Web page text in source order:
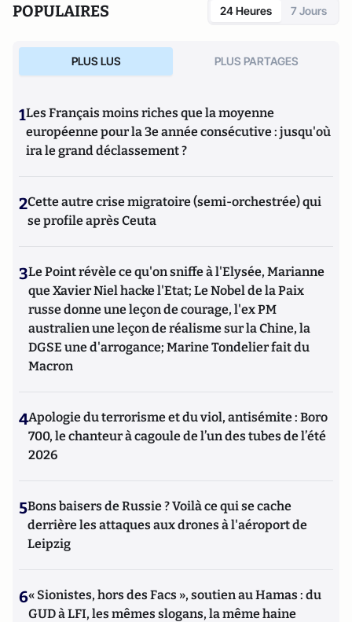
POPULAIRES 24 Heures 7 Jours
PLUS LUS PLUS PARTAGES
1Les Français moins riches que la moyenne
européenne pour la 3e année consécutive : jusqu'où
ira le grand déclassement ?
2Cette autre crise migratoire (semi-orchestrée) qui
se profile après Ceuta
3Le Point révèle ce qu'on sniffe à l'Elysée, Marianne
que Xavier Niel hacke l'Etat; Le Nobel de la Paix
russe donne une leçon de courage, l'ex PM
australien une leçon de réalisme sur la Chine, la
DGSE une d'arrogance; Marine Tondelier fait du
Macron
4Apologie du terrorisme et du viol, antisémite : Boro
700, le chanteur à cagoule de l’un des tubes de l’été
2026
5Bons baisers de Russie ? Voilà ce qui se cache
derrière les attaques aux drones à l'aéroport de
Leipzig
6« Sionistes, hors des Facs », soutien au Hamas : du
GUD à LFI, les mêmes slogans, la même haine